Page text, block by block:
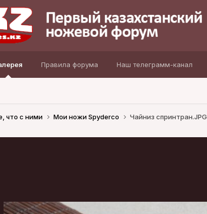
Правила форума Наш телеграмм-канал
что с ними Мои ножи Spyderco Чайниз спринтран.JPG